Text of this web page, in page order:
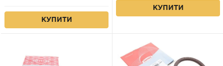
КУПИТИ
КУПИТИ